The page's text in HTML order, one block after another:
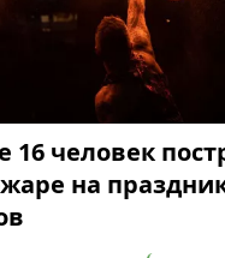
16 человек
на